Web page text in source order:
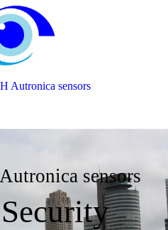
sensors
Autronica sensors